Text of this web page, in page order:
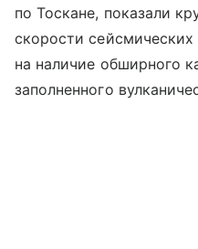
по Тоскане, показали
скорости сейсмических
на наличие обширного
заполненного